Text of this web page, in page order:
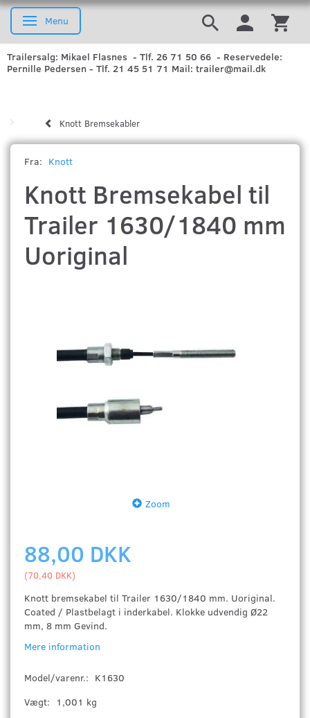
Skifte navigation
Menu
Trailersalg: Mikael Flasnes - Tlf. 26 71 50 66 - Reservedele:
Pernille Pedersen - Tlf. 21 45 51 71 Mail: trailer@mail.dk
Knott Bremsekabler
Fra: Knott
Knott Bremsekabel til
Trailer 1630/1840 mm
Uoriginal
Zoom
88,00 DKK
(70,40 DKK)
Knott bremsekabel til Trailer 1630/1840 mm. Uoriginal.
Coated / Plastbelagt i inderkabel. Klokke udvendig Ø22
mm, 8 mm Gevind.
Mere information
Model/varenr.: K1630
Vægt:
1,001 kg